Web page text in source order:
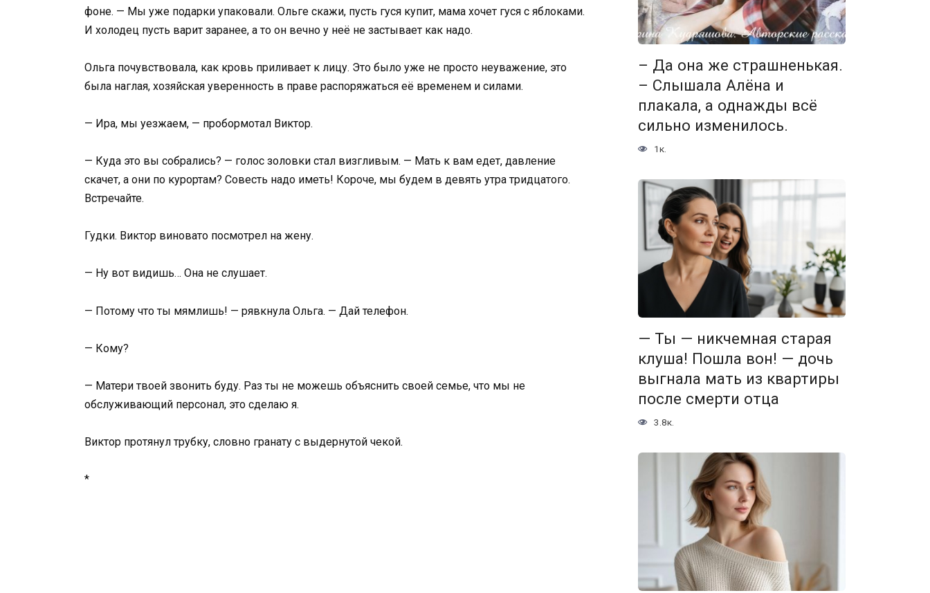
фоне. — Мы уже подарки упаковали. Ольге скажи, пусть гуся купит, мама хочет гуся с яблоками.
И холодец пусть варит заранее, а то он вечно у неё не застывает как надо.
Ольга почувствовала, как кровь приливает к лицу. Это было уже не просто неуважение, это
была наглая, хозяйская уверенность в праве распоряжаться её временем и силами.
— Ира, мы уезжаем, — пробормотал Виктор.
— Куда это вы собрались? — голос золовки стал визгливым. — Мать к вам едет, давление
скачет, а они по курортам? Совесть надо иметь! Короче, мы будем в девять утра тридцатого.
Встречайте.
Гудки. Виктор виновато посмотрел на жену.
— Ну вот видишь… Она не слушает.
— Потому что ты мямлишь! — рявкнула Ольга. — Дай телефон.
— Кому?
— Матери твоей звонить буду. Раз ты не можешь объяснить своей семье, что мы не
обслуживающий персонал, это сделаю я.
Виктор протянул трубку, словно гранату с выдернутой чекой.
*
– Да она же страшненькая.
– Слышала Алёна и
плакала, а однажды всё
сильно изменилось.
1к.
— Ты — никчемная старая
клуша! Пошла вон! — дочь
выгнала мать из квартиры
после смерти отца
3.8к.